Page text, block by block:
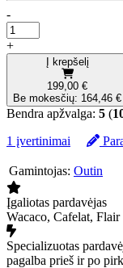
-
+
Į krepšelį
199,00 €
Be mokesčių: 164,46 €
Bendra apžvalga: 5 (
1 įvertinimai
Gamintojas: Outin
Įgaliotas pardavėjas
Wacaco, Cafelat,
Specializuotas
pagalba prieš ir po